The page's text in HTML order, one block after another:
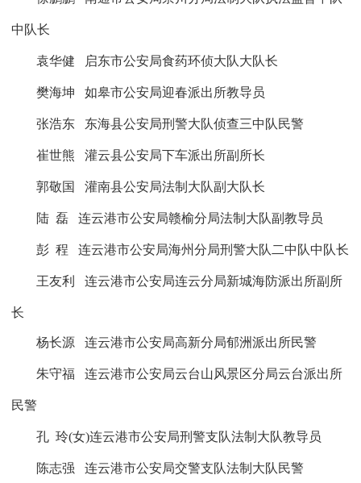
中队长
袁华健 启东市公安局食药环侦大队大队长
樊海坤 如皋市公安局迎春派出所教导员
张浩东 东海县公安局刑警大队侦查三中队民警
崔世熊 灌云县公安局下车派出所副所长
郭敬国 灌南县公安局法制大队副大队长
陆 磊 连云港市公安局赣榆分局法制大队副教导员
彭 程 连云港市公安局海州分局刑警大队二中队中队长
王友利 连云港市公安局连云分局新城海防派出所副所
长
杨长源 连云港市公安局高新分局郁洲派出所民警
朱守福 连云港市公安局云台山风景区分局云台派出所
民警
孔 玲(女)连云港市公安局刑警支队法制大队教导员
陈志强 连云港市公安局交警支队法制大队民警